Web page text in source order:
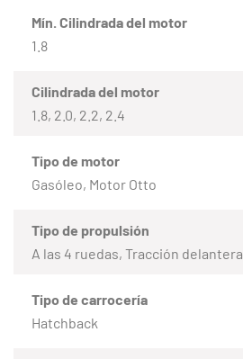
Mín. Cilindrada del motor
1.8
Cilindrada del motor
1.8, 2.0, 2.2, 2.4
Tipo de motor
Gasóleo, Motor Otto
Tipo de propulsión
A las 4 ruedas, Tracción delantera
Tipo de carrocería
Hatchback